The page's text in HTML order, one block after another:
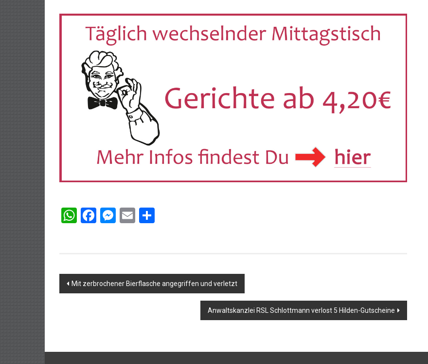
WhatsApp
Facebook
Messenger
Email
Beitragsnavigation
Mit zerbrochener Bierflasche angegriffen und verletzt
Anwaltskanzlei RSL Schlottmann verlost 5 Hilden-Gutscheine